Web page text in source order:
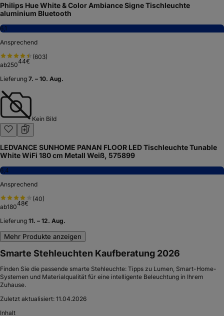
Philips Hue White & Color Ambiance Signe Tischleuchte
aluminium Bluetooth
6,1
Ansprechend
(603)
ab25044€
Lieferung 7. – 10. Aug.
Kein Bild
LEDVANCE SUNHOME PANAN FLOOR LED Tischleuchte Tunable
White WiFi 180 cm Metall Weiß, 575899
6,4
Ansprechend
(40)
ab18048€
Lieferung 11. – 12. Aug.
Mehr Produkte anzeigen
Smarte Stehleuchten Kaufberatung 2026
Finden Sie die passende smarte Stehleuchte: Tipps zu Lumen, Smart-Home-
Systemen und Materialqualität für eine intelligente Beleuchtung in Ihrem
Zuhause.
Zuletzt aktualisiert: 11.04.2026
Inhalt